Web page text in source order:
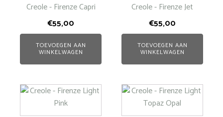
Creole - Firenze Capri
€55,00
TOEVOEGEN AAN
WINKELWAGEN
Creole - Firenze Jet
€55,00
TOEVOEGEN AAN
WINKELWAGEN